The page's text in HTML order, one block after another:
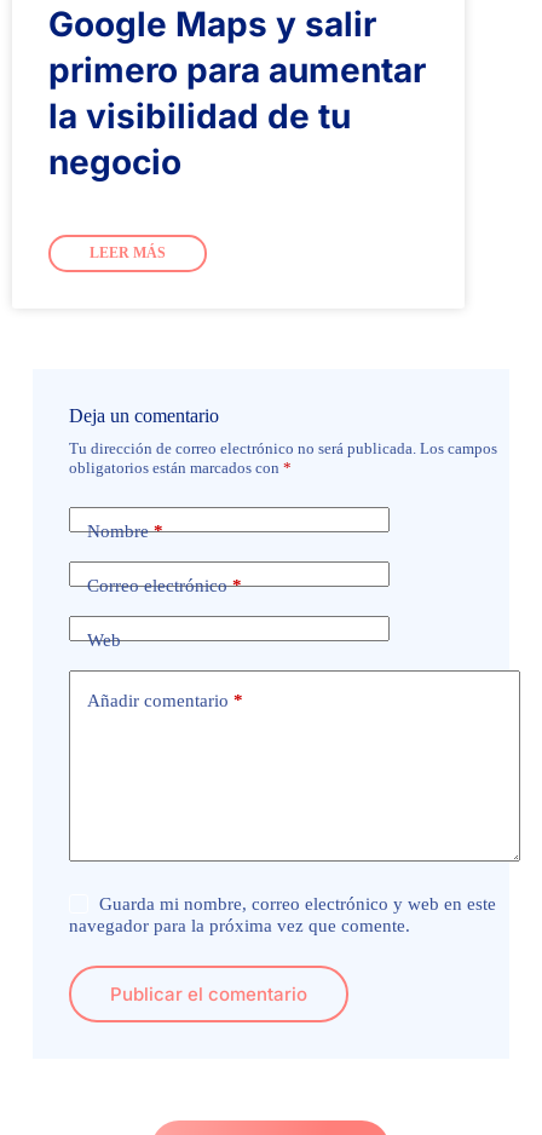
Google Maps y salir
primero para aumentar
la visibilidad de tu
negocio
LEER MÁS
Deja un comentario
Tu dirección de correo electrónico no será publicada. Los campos
obligatorios están marcados con *
Nombre*
Correo electrónico*
Web
Añadir comentario *
Guarda mi nombre, correo electrónico y web en este
navegador para la próxima vez que comente.
Publicar el comentario